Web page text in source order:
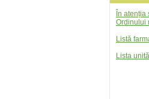
În
Ordinului
Listă
Lista